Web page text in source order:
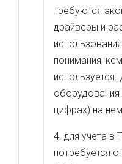
требуются
драйверы и
понимания,
оборудования
цифрах) на
4. для учета в
потребуется